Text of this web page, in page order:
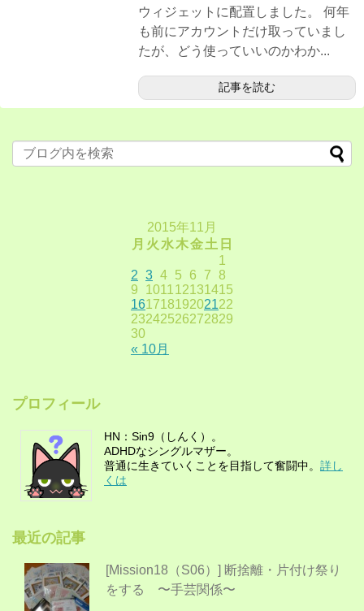
ウィジェットに配置しました。 何年
も前にアカウントだけ取っていまし
たが、どう使っていいのかわか...
記事を読む
2015年11月
月 火 水木金土 日
« 10月
1
2 3 4 5 6 7 8
9
101112131415
16171819202122
23242526272829
30
プロフィール
HN：Sin9（しんく）。
ADHDなシングルマザー。
普通に生きていくことを目指して奮闘中。 詳し
くは
最近の記事
[Mission18（S06）] 断捨離・片付け祭り
をする 〜手芸関係〜